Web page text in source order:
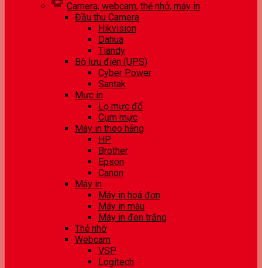
Camera, webcam, thẻ nhớ, máy in
Đầu thu Camera
Hikvision
Dahua
Tiandy
Bộ lưu điện (UPS)
Cyber Power
Santak
Mực in
Lọ mực đổ
Cụm mực
Máy in theo hãng
HP
Brother
Epson
Canon
Máy in
Máy in hoá đơn
Máy in màu
Máy in đen trắng
Thẻ nhớ
Webcam
VSP
Logitech